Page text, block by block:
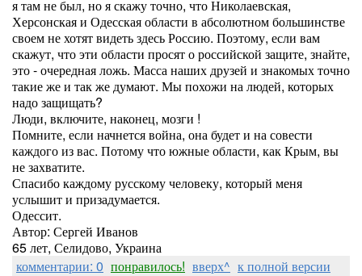
я там не был, но я скажу точно, что Николаевская,
Херсонская и Одесская области в абсолютном большинстве
своем не хотят видеть здесь Россию. Поэтому, если вам
скажут, что эти области просят о российской защите, знайте,
это - очередная ложь. Масса наших друзей и знакомых точно
такие же и так же думают. Мы похожи на людей, которых
надо защищать?
Люди, включите, наконец, мозги !
Помните, если начнется война, она будет и на совести
каждого из вас. Потому что южные области, как Крым, вы
не захватите.
Спасибо каждому русскому человеку, который меня
услышит и призадумается.
Одессит.
Автор: Сергей Иванов
65 лет, Селидово, Украина
комментарии: 0 понравилось! вверх^ к полной версии